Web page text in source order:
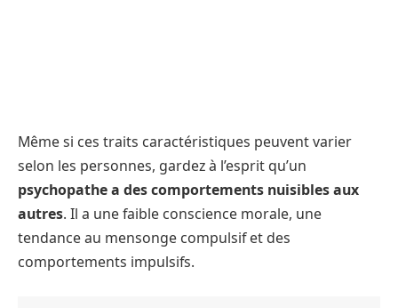
Même si ces traits caractéristiques peuvent varier
selon les personnes, gardez à l’esprit qu’un
psychopathe a des comportements nuisibles aux
autres. Il a une faible conscience morale, une
tendance au mensonge compulsif et des
comportements impulsifs.